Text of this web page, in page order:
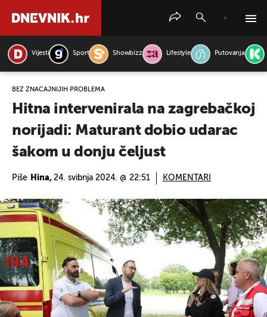
Vijesti Sport Showbizz Lifestyle Putovanja
BEZ ZNAČAJNIJIH PROBLEMA
Hitna intervenirala na zagrebačkoj
norijadi: Maturant dobio udarac
šakom u donju čeljust
Piše Hina, 24. svibnja 2024. @ 22:51 KOMENTARI
PRETRAŽITE VIJESTI